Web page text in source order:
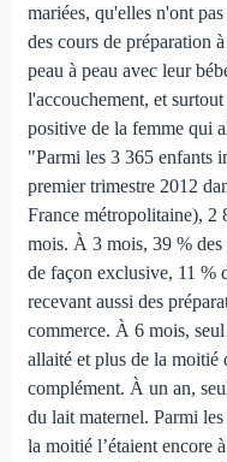
mariées, qu'elles n'ont
des cours de préparation
peau à peau avec leur
l'accouchement, et
positive de la femme qui
"Parmi les 3 365 enfants
premier trimestre 2012
France métropolitaine), 2
mois. À 3 mois, 39 % des
de façon exclusive, 11 %
recevant aussi des
commerce. À 6 mois,
allaité et plus de la moitié
complément. À un an,
du lait maternel. Parmi
la moitié l’étaient encore